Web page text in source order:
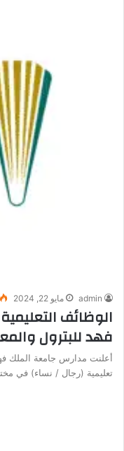
admin مايو 22, 2024
الوظائف
فهد للبترول
أعلنت مدارس جامعة الملك
تعليمية (رجال / نساء) في